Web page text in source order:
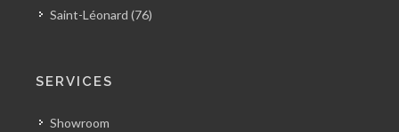
Saint-Léonard (76)
SERVICES
Showroom